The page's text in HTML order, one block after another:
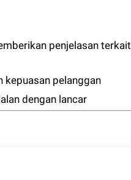
penjelasan terkait
kepuasan pelanggan
dengan lancar